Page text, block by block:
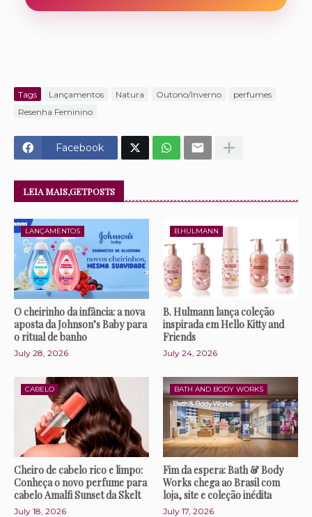
Tags Lançamentos Natura Outono/Inverno
perfumes
Resenha Feminino
Facebook
LEIA MAIS,GETPOSTS
LANÇAMENTOS
O cheirinho da infância: a nova
aposta da Johnson’s Baby para
o ritual de banho
July 28, 2026
B.HULMANN
B. Hulmann lança coleção
inspirada em Hello Kitty and
Friends
July 24, 2026
CABELO
Cheiro de cabelo rico e limpo:
Conheça o novo perfume para
cabelo Amalfi Sunset da Skelt
July 18, 2026
BATH AND BODY WORKS
Fim da espera: Bath & Body
Works chega ao Brasil com
loja, site e coleção inédita
July 17, 2026